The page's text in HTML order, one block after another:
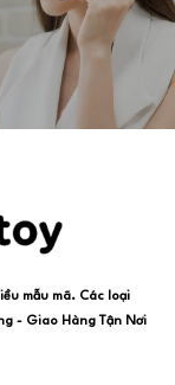
mẫu mã. Các loại
- Giao Hàng Tận Nơi